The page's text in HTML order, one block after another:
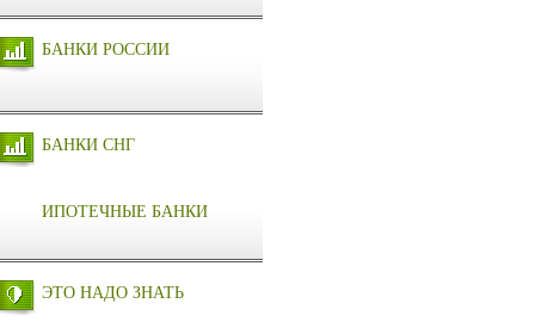
БАНКИ РОССИИ
БАНКИ СНГ
ИПОТЕЧНЫЕ БАНКИ
ЭТО НАДО ЗНАТЬ